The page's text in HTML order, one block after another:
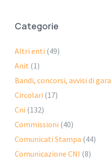
Categorie
Altri enti (49)
Anit (1)
Bandi, concorsi, avvisi di gara
Circolari (17)
Cni (132)
Commissioni (40)
Comunicati Stampa (44)
Comunicazione CNI (8)